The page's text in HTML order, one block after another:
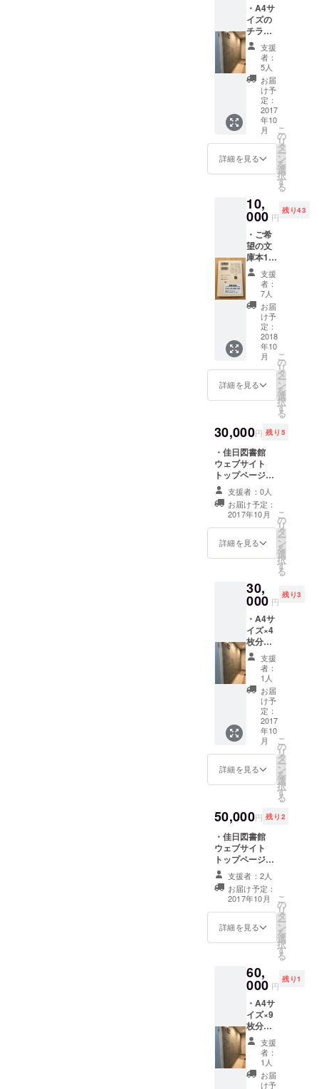
(手書き) ・佳日
図書館HP、支援
者様として記載
・A4サ
イズの
チラシ
を1Fの
廊下カ
ベにお
貼りし
ます(期
2017/12
/21) ・
オープ
ン〜
2017/10
/31(木)
期間、
利用な
んどで
も利用
可 ・
【クラ
ウド
ファン
ディン
グ限
定】よ
しろー
ネタ名
刺 ・サ
ンクス
レター
(手書き)
・佳日
サー様
として
記載
支援
者：
5人
お届
け予
定：
2017
年10
月
詳細を見る
こ
の
リ
タ
ー
ン
を
選
択
す
る
10,
000 円
残り43
・ご希
望の文
庫本1冊
をお名
前＋一
言つき
で蔵書
とさせ
ていた
だきま
す ・
オープ
ン〜
2018/3/
31/(土)
期間、
利用な
んどで
も利用
可 ・サ
ンクス
(手書き)
・佳日
図書館
HP、支
援者様
支援
者：
7人
お届
け予
定：
2018
年10
月
詳細を見る
こ
の
リ
タ
ー
ン
を
選
択
す
る
30,000円 残り5
・佳日図書館
ウェブサイト
トップページに
広告掲載
(2017/12/31ま
で) バナーサイ
ズは350×80
(参
考)https://suppo
ご希望の本1冊を
お名前＋一言つ
ていただきます
・オープン〜
2017/12/21(木)
期間、図書館利
用なんどでも利
用可 ・【クラウ
ドファンディン
グ限定】よし
ろーネタ名刺 ・
サンクスレター
(手書き) ・佳日
図書館HP、広告
支援者：0人
お届け予定：
2017年10月
詳細を見る
こ
の
リ
タ
ー
ン
を
選
択
す
る
30,
000 円
残り3
・A4サ
イズ×4
枚分の
チラシ
スペー
スを1F
の廊下
カベに
ご用意
いたし
ます(期
2017/12
/21) ・
オープ
ン〜
2017/12
/21(木)
期間、
図書館
利用な
んどで
可 ・
【クラ
ウド
ファン
ディン
ネタ名
刺 ・サ
ンクス
レター
(手書き)
・佳日
図書館
HP、ス
ポン
サー様
として
支援
者：
1人
お届
け予
定：
2017
年10
月
詳細を見る
こ
の
リ
タ
ー
ン
を
選
択
す
る
50,000円 残り2
・佳日図書館
ウェブサイト
トップページに
広告掲載
(2017/12/31ま
で) バナーサイ
ズは300×250
(参
考)https://suppo
希望の本1冊をお
名前＋一言つき
いただきます ・
オープン〜
2017/12/21(木)
期間、図書館利
用なんどでも利
用可 ・【クラウ
ドファンディン
支援者：2人
お届け予定：
2017年10月
詳細を見る
こ
の
リ
タ
ー
ン
を
選
択
す
る
60,
000 円
残り1
・A4サ
イズ×9
枚分の
チラシ
スペー
スを1F
の廊下
カベに
支援
者：
1人
お届
け予